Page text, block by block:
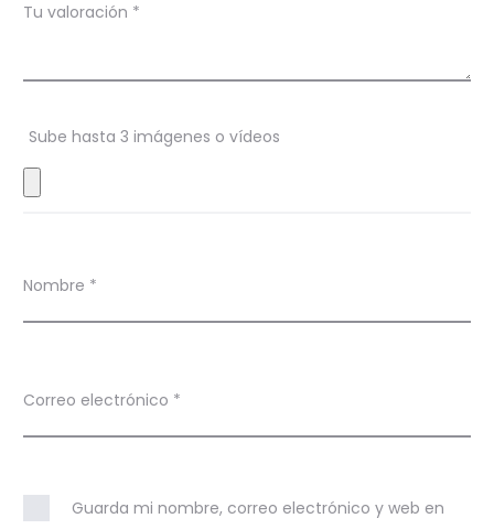
i
o
e
s
Tu valoración *
Sube hasta 3 imágenes o vídeos
Nombre *
Correo electrónico *
Guarda mi nombre, correo electrónico y web en